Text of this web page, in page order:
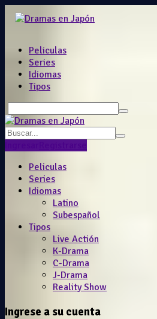
Peliculas
Series
Idiomas
Tipos
Peliculas
Series
Idiomas
Latino
Subespañol
Tipos
Live Actión
K-Drama
C-Drama
J-Drama
Reality Show
Ingrese a su cuenta